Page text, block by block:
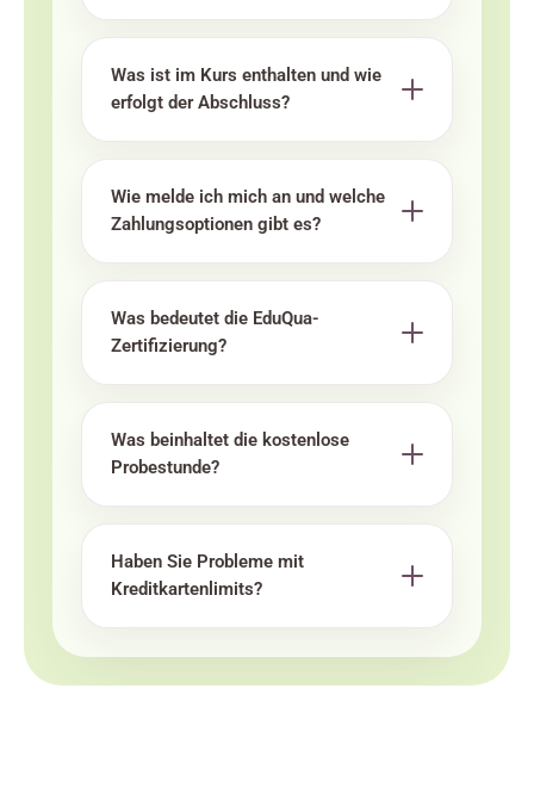
Was ist im Kurs enthalten und wie
erfolgt der Abschluss?
Wie melde ich mich an und welche
Zahlungsoptionen gibt es?
Was bedeutet die EduQua-
Zertifizierung?
Was beinhaltet die kostenlose
Probestunde?
Haben Sie Probleme mit
Kreditkartenlimits?